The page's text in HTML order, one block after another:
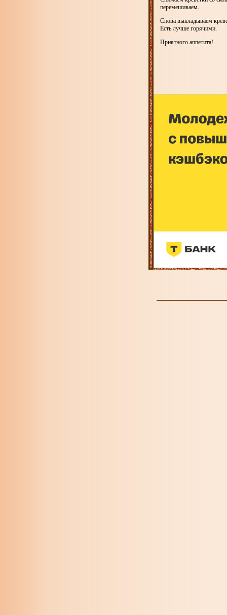
перемешиваем.
Снова выкладываем
Есть лучше горячими.
Приятного аппетита!